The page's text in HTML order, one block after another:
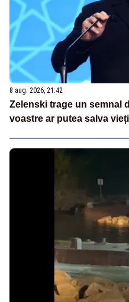
8 aug. 2026, 21:42
Zelenski trage un semnal
voastre ar putea salva